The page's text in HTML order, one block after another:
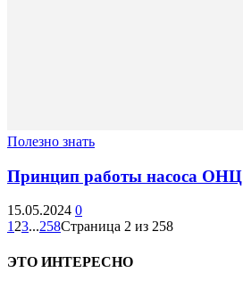
Полезно знать
Принцип работы насоса ОНЦ
15.05.2024 0
1 23...258Страница 2 из 258
ЭТО ИНТЕРЕСНО